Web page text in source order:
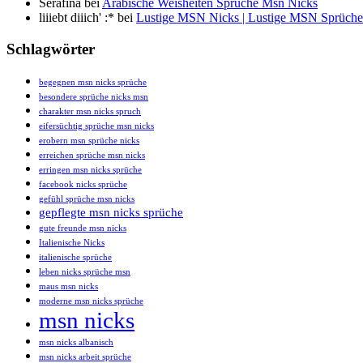
Serafina beiArabische Weisheiten Sprüche Msn Nicks
liiiebt diiich' :* bei Lustige MSN Nicks | Lustige MSN
Schlagwörter
begegnen msn nicks sprüche
besondere sprüche nicks msn
charakter msn nicks spruch
eifersüchtig sprüche msn nicks
erobern msn sprüche nicks
erreichen sprüche msn nicks
erringen msn nicks sprüche
facebook nicks sprüche
gefühl sprüche msn nicks
gepflegte msn nicks sprüche
gute freunde msn nicks
Italienische Nicks
italienische sprüche
leben nicks sprüche msn
maus msn nicks
moderne msn nicks sprüche
msn nicks
msn nicks albanisch
msn nicks arbeit sprüche